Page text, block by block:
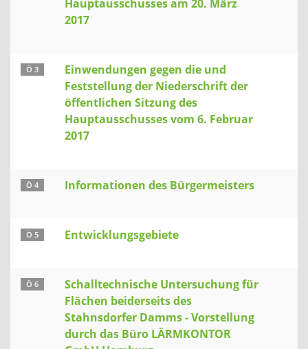
Hauptausschusses am 20. März
2017
Ö 3
Einwendungen gegen die und
Feststellung der Niederschrift der
öffentlichen Sitzung des
Hauptausschusses vom 6. Februar
2017
Ö 4 Informationen des Bürgermeisters
Ö 5 Entwicklungsgebiete
Ö 6
Schalltechnische Untersuchung für
Flächen beiderseits des
Stahnsdorfer Damms - Vorstellung
durch das Büro LÄRMKONTOR